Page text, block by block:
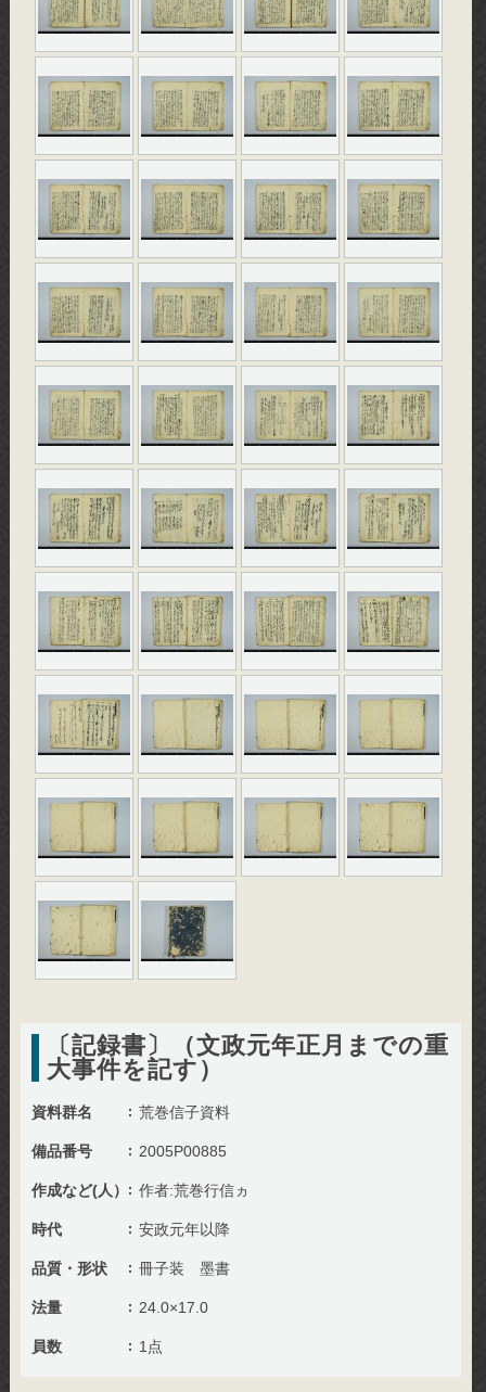
〔記録書〕（文政元年正月までの重
大事件を記す）
資料群名 荒巻信子資料
備品番号 2005P00885
作成など(人） 作者:荒巻行信ヵ
時代 安政元年以降
品質・形状 冊子装 墨書
法量 24.0×17.0
員数 1点